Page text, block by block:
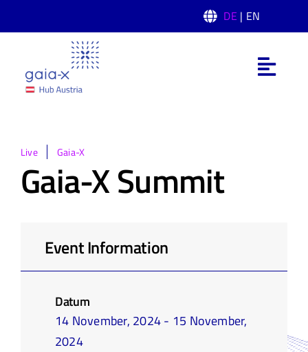
DE | EN
Gaia-X Hub Austria
Domänen
News
Infothek
Live Gaia-X
Gaia-X Summit
Event Information
Datum
14 November, 2024 - 15 November,
2024